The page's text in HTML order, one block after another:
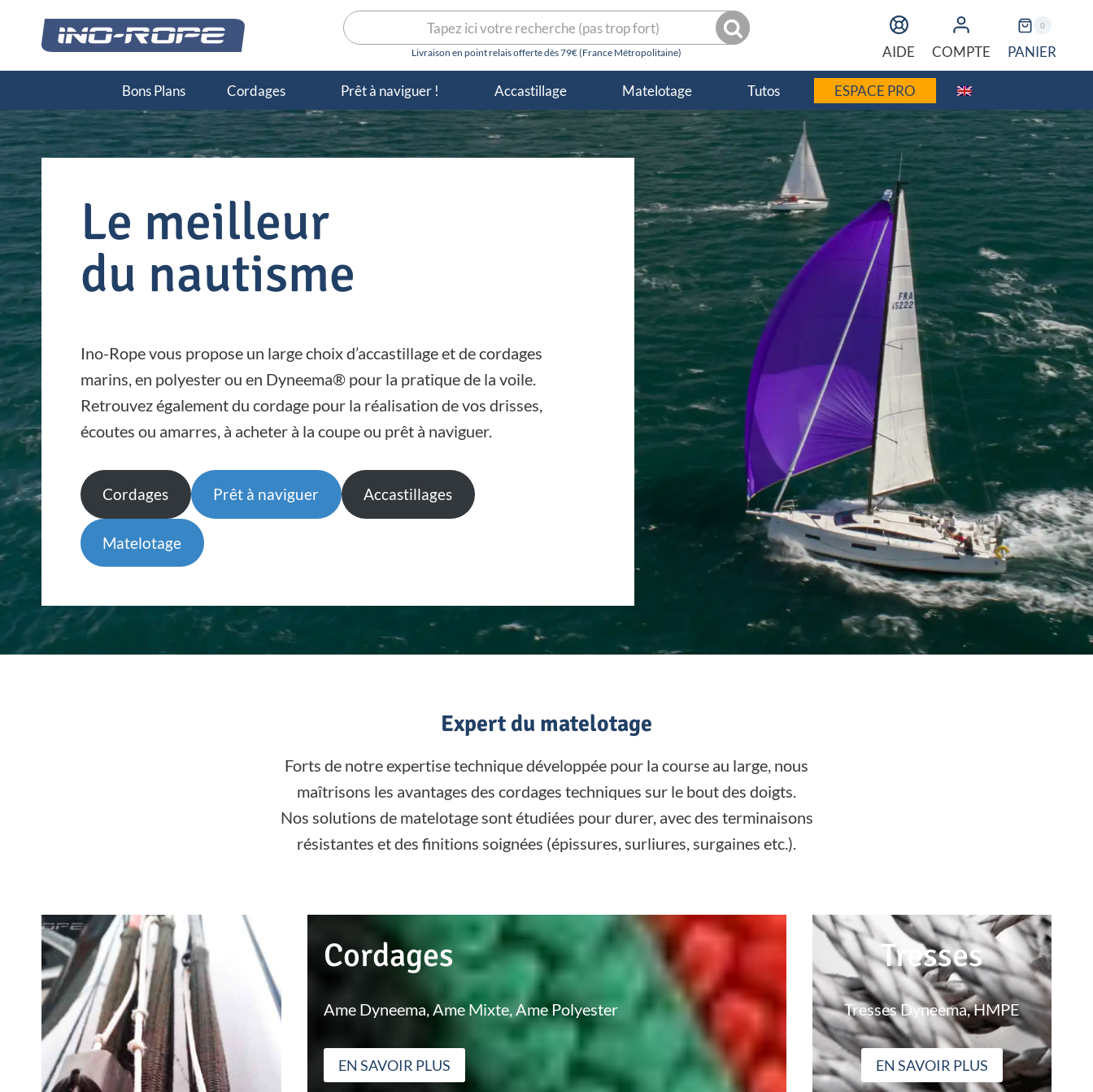
contenu
Recherche
pour :
Recherche
AIDE COMPTE PANIER
0
Bons Plans Cordages Prêt à naviguer ! Accastillage Matelotage Tutos ESPACE PRO
Le meilleur
du nautisme
Ino-Rope vous propose un large choix d’accastillage et de cordages
marins, en polyester ou en Dyneema® pour la pratique de la voile.
Retrouvez également du cordage pour la réalisation de vos drisses,
écoutes ou amarres, à acheter à la coupe ou prêt à naviguer.
Cordages Prêt à naviguer Accastillages
Matelotage
Expert du matelotage
Forts de notre expertise technique développée pour la course au large, nous
maîtrisons les avantages des cordages techniques sur le bout des doigts.
Nos solutions de matelotage sont étudiées pour durer, avec des terminaisons
résistantes et des finitions soignées (épissures, surliures, surgaines etc.).
Cordages
Ame Dyneema, Ame Mixte, Ame Polyester
EN SAVOIR PLUS
Tresses
Tresses Dyneema, HMPE
EN SAVOIR PLUS